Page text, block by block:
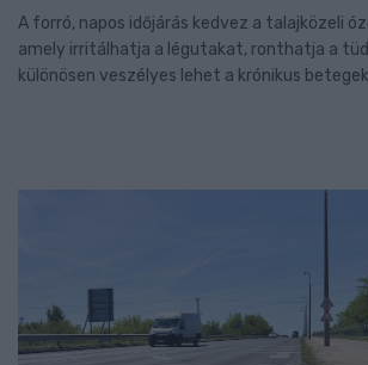
A forró, napos időjárás kedvez a talajközeli
amely irritálhatja a légutakat, ronthatja a
különösen veszélyes lehet a krónikus